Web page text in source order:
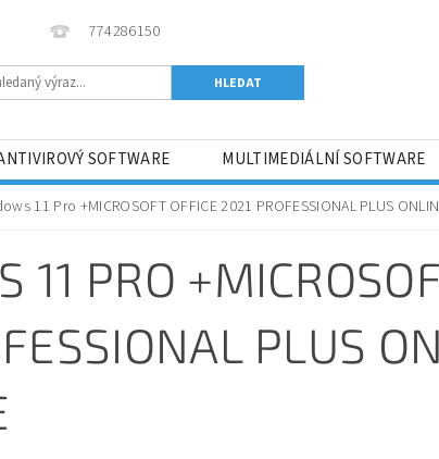
774286150
SOFTWARE MULTIMEDIÁLNÍ SOFTWARE
HERNÍ KONZOLE SOFTWARE PRO VÝVOJÁŘE
11 Pro +MICROSOFT OFFICE 2021 PROFESSIONAL PLUS
11 PRO
PLUS